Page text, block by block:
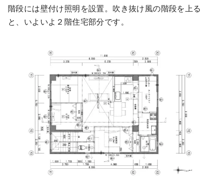
階段には壁付け照明を設置。吹き抜け風の階段を上る
と、いよいよ２階住宅部分です。